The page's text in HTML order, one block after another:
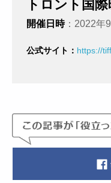
トロント国
開催日時：2022年
公式サイト： https://